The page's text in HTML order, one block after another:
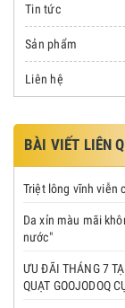
Tin tức
Sản phẩm
Liên hệ
BÀI VIẾT LIÊN
Triệt lông vĩnh viễn
Da xỉn màu mãi
nước"
ƯU ĐÃI THÁNG 7
QUẠT GOOJODOQ